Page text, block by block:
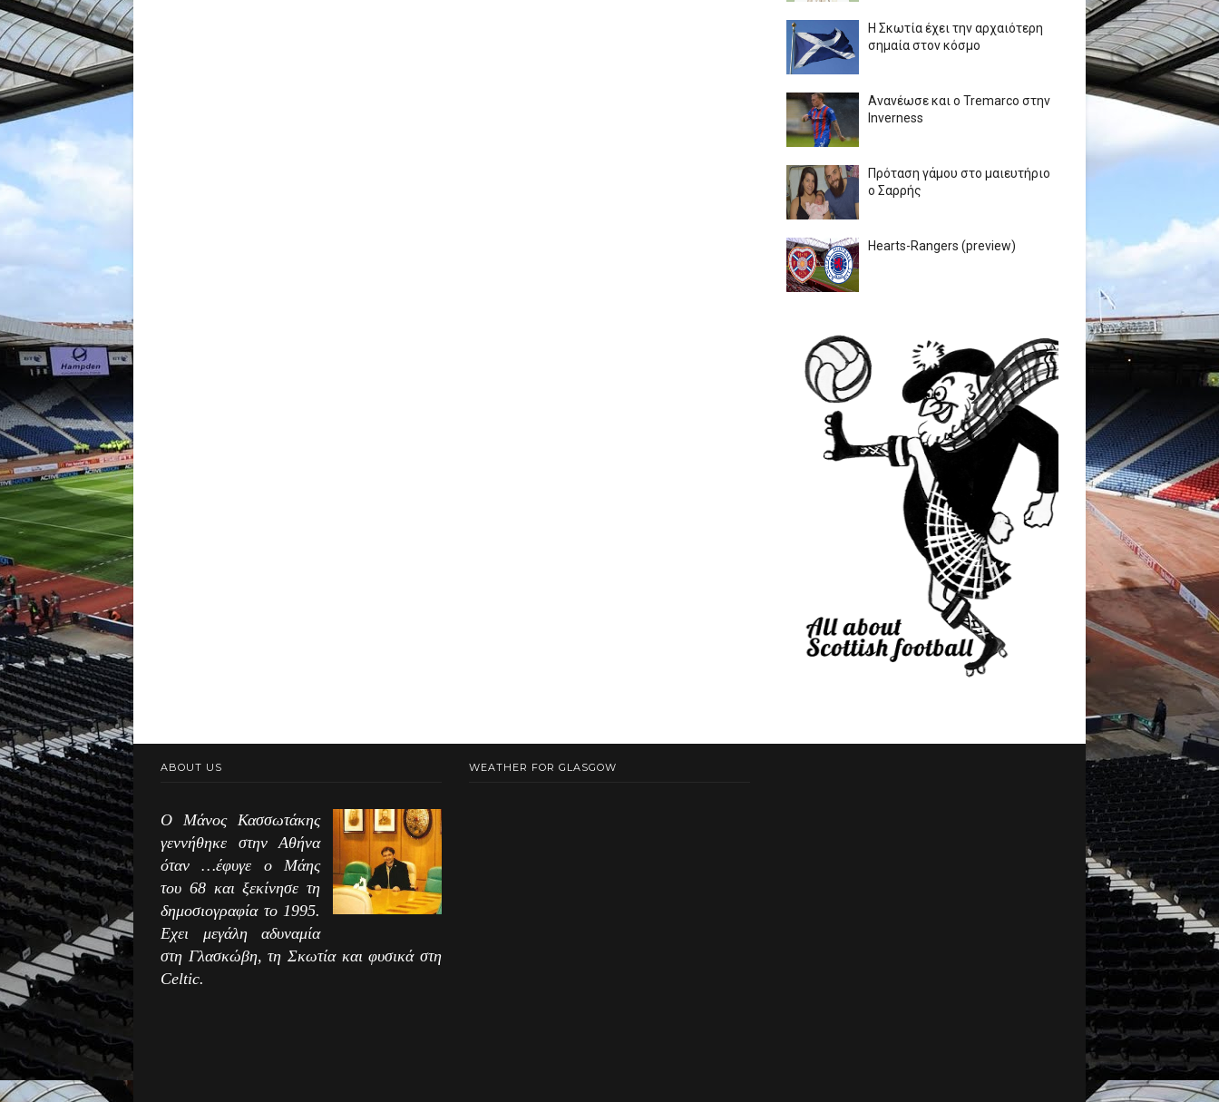
Η Σκωτία έχει την αρχαιότερη
σημαία στον κόσμο
Ανανέωσε και ο Tremarco στην
Inverness
Πρόταση γάμου στο μαιευτήριο
ο Σαρρής
Hearts-Rangers (preview)
ABOUT US
Ο Μάνος Κασσωτάκης
γεννήθηκε στην Αθήνα
όταν …έφυγε ο Μάης
του 68 και ξεκίνησε τη
δημοσιογραφία το 1995.
Εχει μεγάλη αδυναμία
στη Γλασκώβη, τη Σκωτία και φυσικά στη
Celtic.
WEATHER FOR GLASGOW